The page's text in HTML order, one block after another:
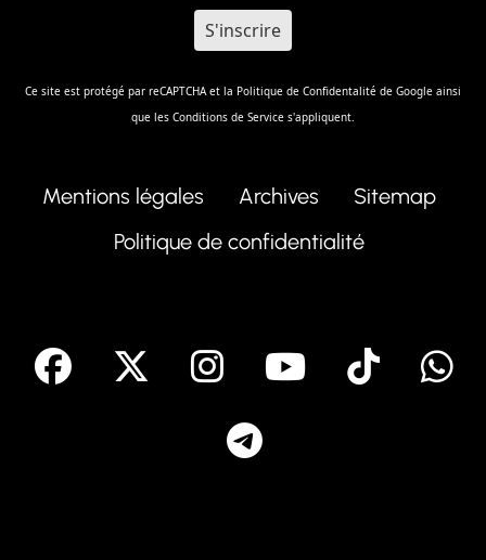
Ce site est protégé par reCAPTCHA et la Politique de Confidentalité de Google ainsi
que les Conditions de Service s'appliquent.
Mentions légales Archives
Sitemap
Politique de confidentialité
facebook Instagram
Youtube
Tik